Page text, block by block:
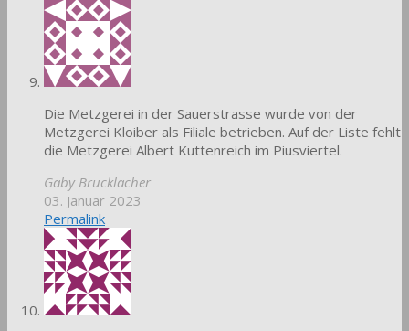
Die Metzgerei in der Sauerstrasse wurde von der
Metzgerei Kloiber als Filiale betrieben. Auf der Liste fehlt
die Metzgerei Albert Kuttenreich im Piusviertel.
Gaby Brucklacher
03. Januar 2023
Permalink